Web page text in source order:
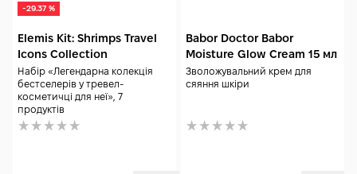
-29.37 %
Elemis Kit: Shrimps Travel
Icons Collection
Набір «Легендарна колекція
бестселерів у тревел-
косметичці для неї», 7
продуктів
Babor Doctor Babor
Moisture Glow Cream 15 мл
Зволожувальний крем для
сяяння шкіри